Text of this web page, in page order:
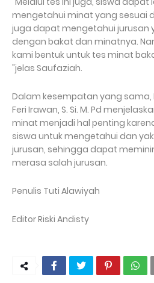
mengetahui minat yang sesuai
juga dapat mengetahui jurusan
dengan bakat dan minatnya.
kami bentuk untuk tes minat
"jelas Saufaziah.
Dalam kesempatan yang sama,
Feri Irawan, S. Si. M. Pd
minat menjadi hal penting
siswa untuk mengetahui dan
jurusan, sehingga dapat
merasa salah jurusan.
Penulis Tuti Alawiyah
Editor Riski Andisty